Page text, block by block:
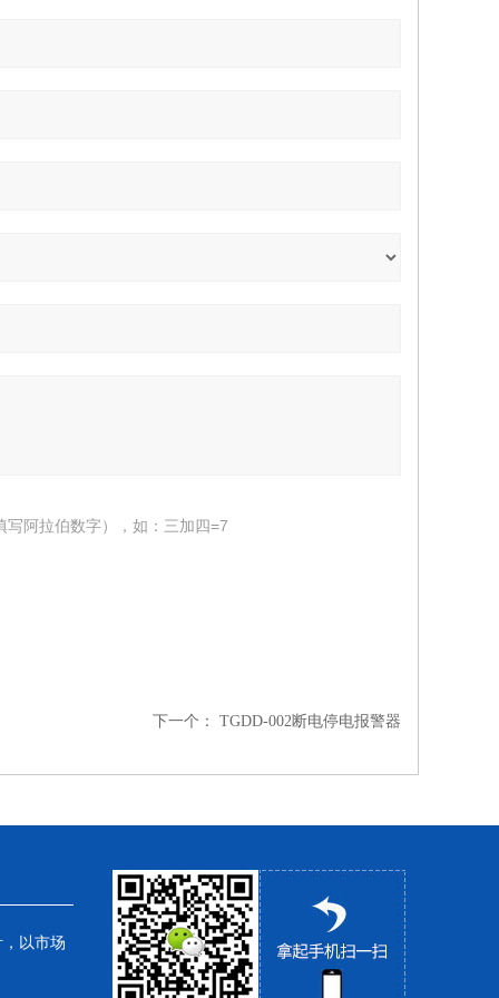
写阿拉伯数字），如：三加四=7
下一个： TGDD-002断电停电报警器
以市场